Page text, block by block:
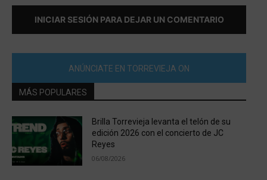
INICIAR SESIÓN PARA DEJAR UN COMENTARIO
ANÚNCIATE EN TORREVIEJA ON
MÁS POPULARES
Brilla Torrevieja levanta el telón de su
edición 2026 con el concierto de JC
Reyes
06/08/2026